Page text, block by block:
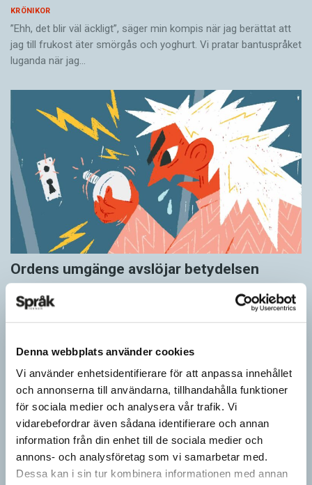
Denna webbplats använder cookies
Vi använder enhetsidentifierare för att anpassa innehållet
och annonserna till användarna, tillhandahålla funktioner
för sociala medier och analysera vår trafik. Vi
vidarebefordrar även sådana identifierare och annan
information från din enhet till de sociala medier och
annons- och analysföretag som vi samarbetar med.
Dessa kan i sin tur kombinera informationen med annan
KRÖNIKOR
”Ehh, det blir väl äckligt”, säger min kompis när jag berättat att
jag till frukost äter smörgås och yoghurt. Vi pratar bantuspråket
luganda när jag…
Ordens umgänge avslöjar betydelsen
”Du kan begripa ett ord genom att titta på vilka det umgås med”
– ungefär så sa den brittiske språkvetaren John Rupert Firth